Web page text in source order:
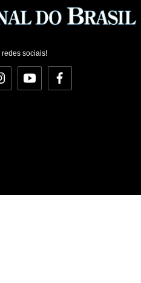
redes sociais!
YouTubeFacebook